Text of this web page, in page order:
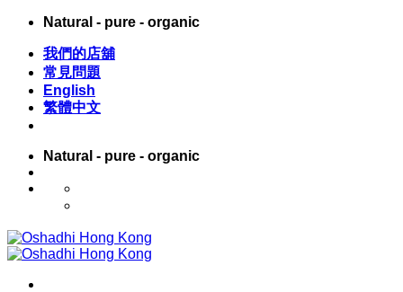
Skip
content
Natural - pure - organic
我們的店舖
常見問題
English
繁體中文
Natural - pure - organic